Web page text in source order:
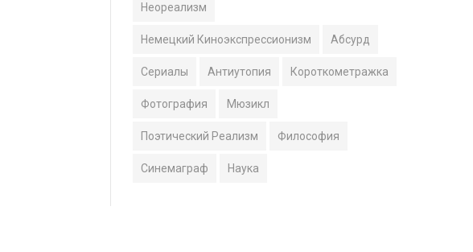
Неореализм
Немецкий Киноэкспрессионизм Абсурд
Сериалы Антиутопия Короткометражка
Фотография Мюзикл
Поэтический Реализм Философия
Синемаграф Наука